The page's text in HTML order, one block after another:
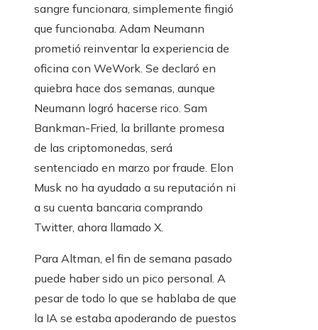
sangre funcionara, simplemente fingió
que funcionaba. Adam Neumann
prometió reinventar la experiencia de
oficina con WeWork. Se declaró en
quiebra hace dos semanas, aunque
Neumann logró hacerse rico. Sam
Bankman-Fried, la brillante promesa
de las criptomonedas, será
sentenciado en marzo por fraude. Elon
Musk no ha ayudado a su reputación ni
a su cuenta bancaria comprando
Twitter, ahora llamado X.
Para Altman, el fin de semana pasado
puede haber sido un pico personal. A
pesar de todo lo que se hablaba de que
la IA se estaba apoderando de puestos